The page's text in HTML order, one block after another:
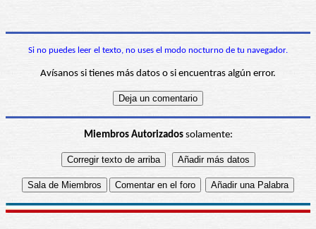
Si no puedes leer el texto, no uses el modo nocturno de tu navegador.
Avísanos si tienes más datos o si encuentras algún error.
Miembros Autorizadossolamente: